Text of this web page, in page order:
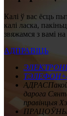
Калі ў вас ёсць
калі ласка,
звяжамся з вамі
АДПРАВІЦЬ
ТЭЛЕФОН
АДРАС
дарога
правінцыя